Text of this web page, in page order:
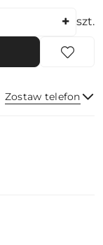
szt.
Zostaw telefon